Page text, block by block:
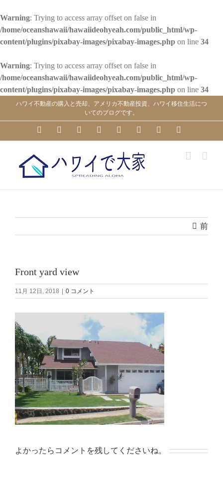
Warning: Trying to access array offset on false in
/home/oceanshawaii/hawaiideohyeah.com/public_html/wp-
content/plugins/pixabay-images/pixabay-images.php on line 34
Warning: Trying to access array offset on false in
/home/oceanshawaii/hawaiideohyeah.com/public_html/wp-
content/plugins/pixabay-images/pixabay-images.php on line 34
ハワイ不動産の購入と売却、アメリカ不動産投資、ハワイ移住生活につ
いてのブログです。
YouTubeFacebookInstagramLinkedInSkype PinterestTumblr
前
Front yard view
11月 12日, 2018 0 コメント
よかったらコメントを残してくださいね。